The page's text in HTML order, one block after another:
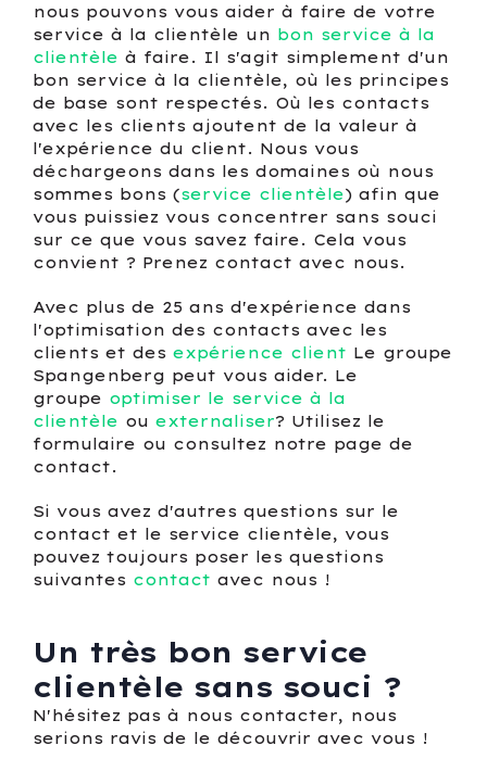
nous pouvons vous aider à faire de votre
service à la clientèle un bon service à la
clientèle à faire. Il s'agit simplement d'un
bon service à la clientèle, où les principes
de base sont respectés. Où les contacts
avec les clients ajoutent de la valeur à
l'expérience du client. Nous vous
déchargeons dans les domaines où nous
sommes bons (service clientèle) afin que
vous puissiez vous concentrer sans souci
sur ce que vous savez faire. Cela vous
convient ? Prenez contact avec nous.
Avec plus de 25 ans d'expérience dans
l'optimisation des contacts avec les
clients et des expérience client Le groupe
Spangenberg peut vous aider. Le
groupe optimiser le service à la
clientèle ou externaliser? Utilisez le
formulaire ou consultez notre page de
contact.
Si vous avez d'autres questions sur le
contact et le service clientèle, vous
pouvez toujours poser les questions
suivantes contact avec nous !
Un très bon service
clientèle sans souci ?
N'hésitez pas à nous contacter, nous
serions ravis de le découvrir avec vous !